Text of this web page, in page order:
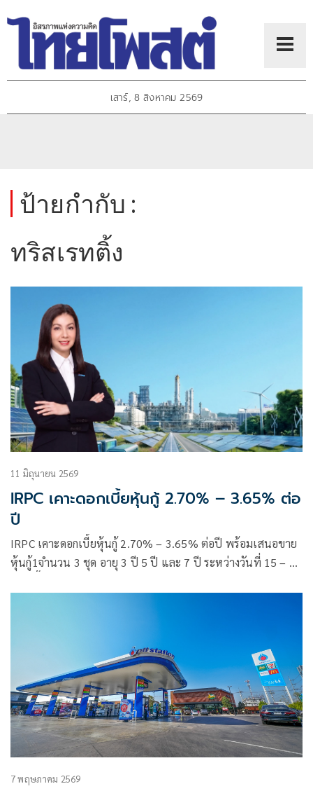
เสาร์, 8 สิงหาคม 2569
ป้ายกำกับ :
ทริสเรทติ้ง
11 มิถุนายน 2569
IRPC เคาะดอกเบี้ยหุ้นกู้ 2.70% – 3.65% ต่อ
ปี
IRPC เคาะดอกเบี้ยหุ้นกู้ 2.70% – 3.65% ต่อปี พร้อมเสนอขาย
หุ้นกู้1จำนวน 3 ชุด อายุ 3 ปี 5 ปี และ 7 ปี ระหว่างวันที่ 15 – 17
7 พฤษภาคม 2569